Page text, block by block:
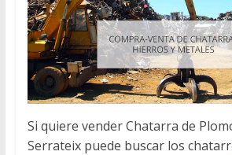
Si quiere vender Chatarra de
Serrateix puede buscar los